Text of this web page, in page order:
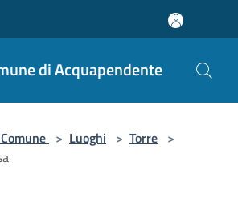
di Acquapendente
> Luoghi > Torre >